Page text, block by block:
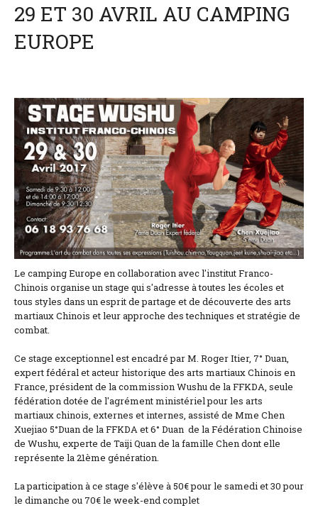
Services
Contact
Contact form
Documentation
News
Mobile home and rates
Plot and rates
Room per night and rates
29 ET 30 AVRIL AU CAMPING
EUROPE
Le camping Europe en collaboration avec l'institut Franco-
Chinois organise un stage qui s'adresse à toutes les écoles et
tous styles dans un esprit de partage et de découverte des arts
martiaux Chinois et leur approche des techniques et stratégie de
combat.
Ce stage exceptionnel est encadré par M. Roger Itier, 7° Duan,
expert fédéral et acteur historique des arts martiaux Chinois en
France, président de la commission Wushu de la FFKDA, seule
fédération dotée de l'agrément ministériel pour les arts
martiaux chinois, externes et internes, assisté de Mme Chen
Xuejiao 5°Duan de la FFKDA et 6° Duan de la Fédération Chinoise
de Wushu, experte de Taiji Quan de la famille Chen dont elle
représente la 21ème génération.
La participation à ce stage s'élève à 50€ pour le samedi et 30 pour
le dimanche ou 70€ le week-end complet